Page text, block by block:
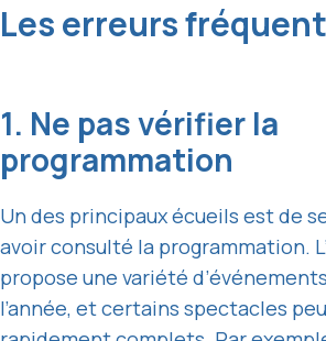
Les erreurs
1. Ne pas vérifier la
programmation
Un des principaux écueils est de
avoir consulté la programmation.
propose une variété
l’année, et certains spectacles